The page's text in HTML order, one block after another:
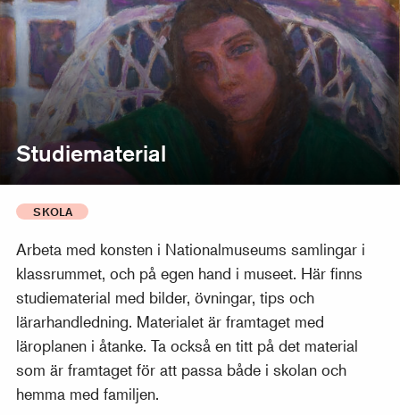
Studiematerial
SKOLA
Arbeta med konsten i Nationalmuseums samlingar i
klassrummet, och på egen hand i museet. Här finns
studiematerial med bilder, övningar, tips och
lärarhandledning. Materialet är framtaget med
läroplanen i åtanke. Ta också en titt på det material
som är framtaget för att passa både i skolan och
hemma med familjen.